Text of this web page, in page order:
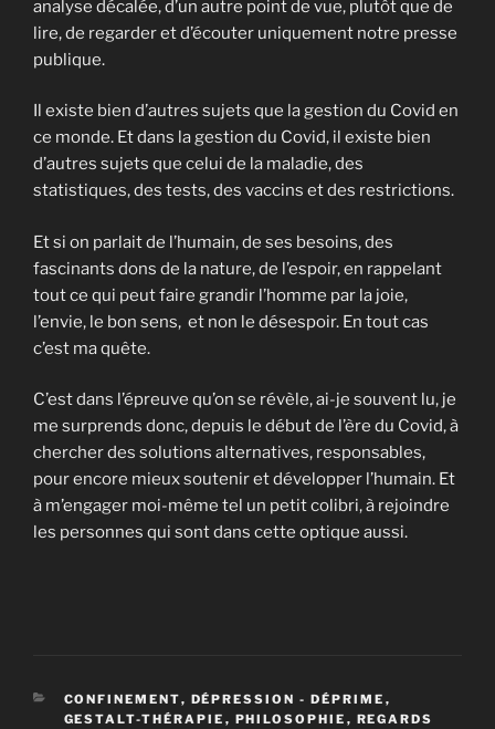
analyse décalée, d’un autre point de vue, plutôt que de
lire, de regarder et d’écouter uniquement notre presse
publique.
Il existe bien d’autres sujets que la gestion du Covid en
ce monde. Et dans la gestion du Covid, il existe bien
d’autres sujets que celui de la maladie, des
statistiques, des tests, des vaccins et des restrictions.
Et si on parlait de l’humain, de ses besoins, des
fascinants dons de la nature, de l’espoir, en rappelant
tout ce qui peut faire grandir l’homme par la joie,
l’envie, le bon sens, et non le désespoir. En tout cas
c’est ma quête.
C’est dans l’épreuve qu’on se révèle, ai-je souvent lu, je
me surprends donc, depuis le début de l’ère du Covid, à
chercher des solutions alternatives, responsables,
pour encore mieux soutenir et développer l’humain. Et
à m’engager moi-même tel un petit colibri, à rejoindre
les personnes qui sont dans cette optique aussi.
CATÉGORIES
CONFINEMENT, DÉPRESSION - DÉPRIME ,
GESTALT-THÉRAPIE , PHILOSOPHIE , REGARDS